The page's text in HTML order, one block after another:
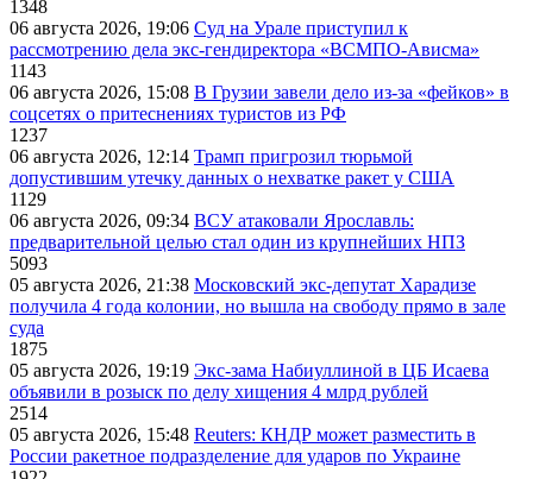
1348
06 августа 2026, 19:06 Суд на Урале приступил к
рассмотрению дела экс-гендиректора «ВСМПО-Ависма»
1143
06 августа 2026, 15:08 В Грузии завели дело из-за «фейков» в
соцсетях о притеснениях туристов из РФ
1237
06 августа 2026, 12:14 Трамп пригрозил тюрьмой
допустившим утечку данных о нехватке ракет у США
1129
06 августа 2026, 09:34 ВСУ атаковали Ярославль:
предварительной целью стал один из крупнейших НПЗ
5093
05 августа 2026, 21:38 Московский экс-депутат Харадизе
получила 4 года колонии, но вышла на свободу прямо в зале
суда
1875
05 августа 2026, 19:19 Экс-зама Набиуллиной в ЦБ Исаева
объявили в розыск по делу хищения 4 млрд рублей
2514
05 августа 2026, 15:48 Reuters: КНДР может разместить в
России ракетное подразделение для ударов по Украине